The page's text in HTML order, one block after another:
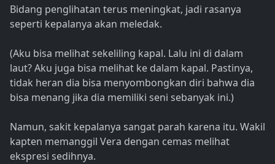
Bidang penglihatan terus meningkat, jadi rasanya
seperti kepalanya akan meledak.
(Aku bisa melihat sekeliling kapal. Lalu ini di dalam
laut? Aku juga bisa melihat ke dalam kapal. Pastinya,
tidak heran dia bisa menyombongkan diri bahwa dia
bisa menang jika dia memiliki seni sebanyak ini.)
Namun, sakit kepalanya sangat parah karena itu. Wakil
kapten memanggil Vera dengan cemas melihat
ekspresi sedihnya.